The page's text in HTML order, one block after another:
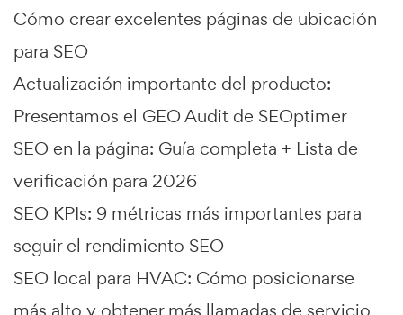
Cómo crear excelentes páginas de ubicación
para SEO
Actualización importante del producto:
Presentamos el GEO Audit de SEOptimer
SEO en la página: Guía completa + Lista de
verificación para 2026
SEO KPIs: 9 métricas más importantes para
seguir el rendimiento SEO
SEO local para HVAC: Cómo posicionarse
más alto y obtener más llamadas de servicio